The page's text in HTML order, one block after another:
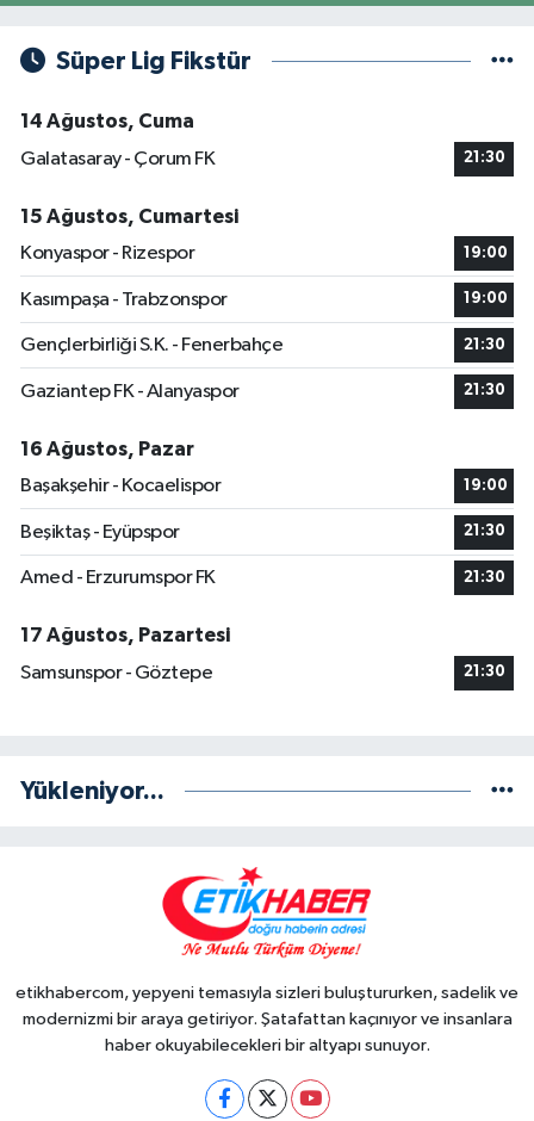
Süper Lig Fikstür
14 Ağustos, Cuma
Galatasaray - Çorum FK
21:30
15 Ağustos, Cumartesi
Konyaspor - Rizespor
19:00
Kasımpaşa - Trabzonspor 19:00
Gençlerbirliği S.K. - Fenerbahçe 21:30
Gaziantep FK - Alanyaspor 21:30
16 Ağustos, Pazar
Başakşehir - Kocaelispor
19:00
Beşiktaş - Eyüpspor 21:30
Amed - Erzurumspor FK 21:30
17 Ağustos, Pazartesi
Samsunspor - Göztepe
21:30
Yükleniyor...
etikhabercom, yepyeni temasıyla sizleri buluştururken, sadelik ve
modernizmi bir araya getiriyor. Şatafattan kaçınıyor ve insanlara
haber okuyabilecekleri bir altyapı sunuyor.